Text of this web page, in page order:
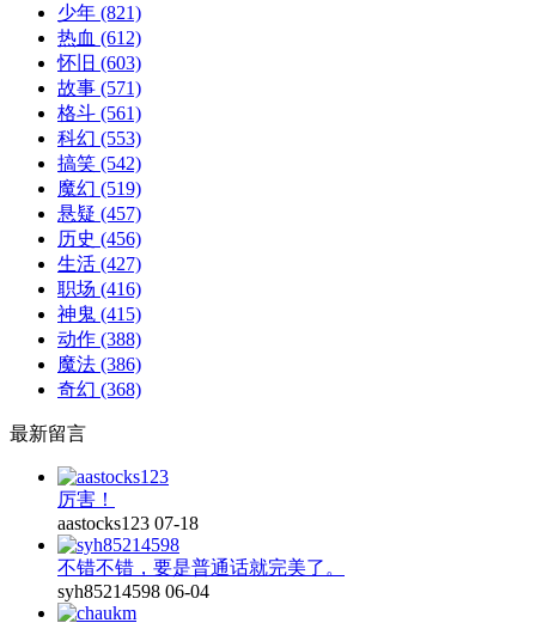
少年 (821)
热血 (612)
怀旧 (603)
故事 (571)
格斗 (561)
科幻 (553)
搞笑 (542)
魔幻 (519)
悬疑 (457)
历史 (456)
生活 (427)
职场 (416)
神鬼 (415)
动作 (388)
魔法 (386)
奇幻 (368)
最新留言
厉害！
aastocks123 07-18
不错不错，要是普通话就完美了。
syh85214598 06-04